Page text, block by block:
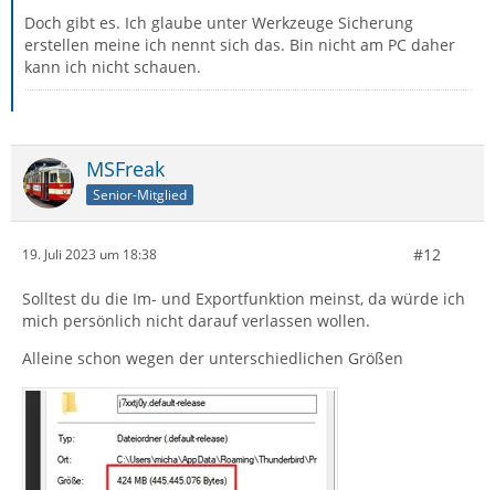
Doch gibt es. Ich glaube unter Werkzeuge Sicherung
erstellen meine ich nennt sich das. Bin nicht am PC daher
kann ich nicht schauen.
MSFreak
Senior-Mitglied
19. Juli 2023 um 18:38 #12
Solltest du die Im- und Exportfunktion meinst, da würde ich
mich persönlich nicht darauf verlassen wollen.
Alleine schon wegen der unterschiedlichen Größen